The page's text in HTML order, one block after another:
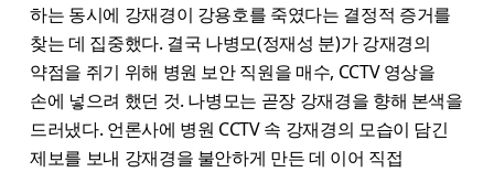
하는 동시에 강재경이 강용호를 죽였다는 결정적 증거를
찾는 데 집중했다. 결국 나병모(정재성 분)가 강재경의
약점을 쥐기 위해 병원 보안 직원을 매수, CCTV 영상을
손에 넣으려 했던 것. 나병모는 곧장 강재경을 향해 본색을
드러냈다. 언론사에 병원 CCTV 속 강재경의 모습이 담긴
제보를 보내 강재경을 불안하게 만든 데 이어 직접